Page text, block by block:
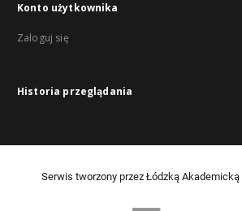
Konto użytkownika
Zaloguj się
Historia przeglądania
Serwis tworzony przez Łódzką